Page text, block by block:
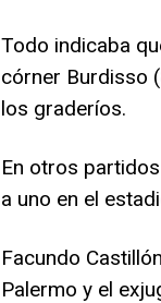
Todo indicaba
córner Burdisso
los graderíos.
En otros
a uno en el
Facundo
Palermo y el